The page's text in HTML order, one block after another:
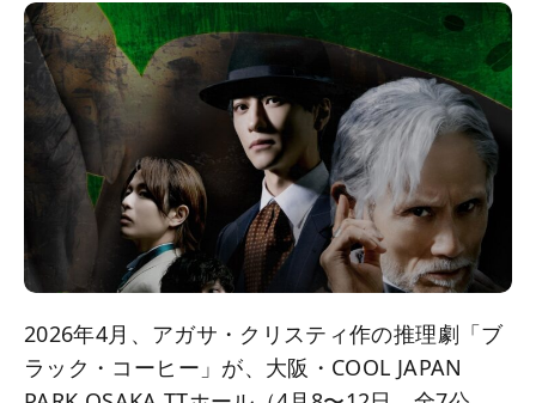
2026年4月、アガサ・クリスティ作の推理劇「ブ
ラック・コーヒー」が、大阪・COOL JAPAN